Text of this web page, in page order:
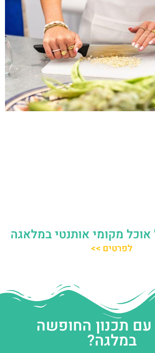
מקומי אותנטי במלאגה
לפרטים >>
עם תכנון החופשה
במלגה?